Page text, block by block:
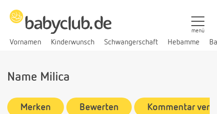
Vornamen Kinderwunsch Schwangerschaft Hebamme
menü
Name Milica
Merken Bewerten Kommentar